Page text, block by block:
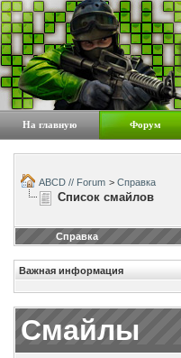
На главную Форум
ABCD // Forum > Справка
Список смайлов
Справка
Важная информация
Смайлы